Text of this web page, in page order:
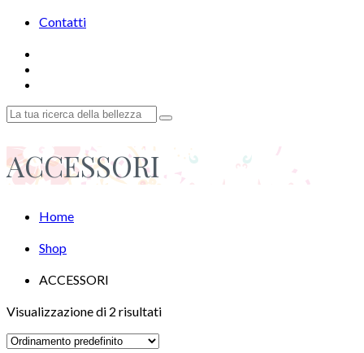
Contatti
ACCESSORI
Home
Shop
ACCESSORI
Visualizzazione di 2 risultati